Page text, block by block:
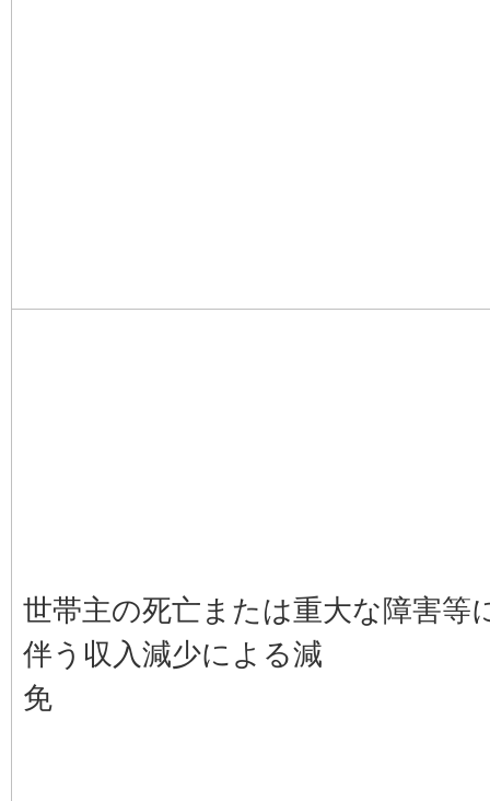
世帯主の死亡または重大な障害等
伴う収入減少による減